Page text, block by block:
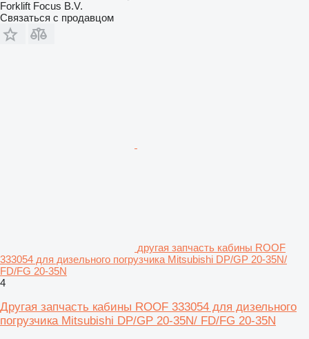
Forklift Focus B.V.
Связаться с продавцом
другая запчасть кабины ROOF
333054 для дизельного погрузчика Mitsubishi DP/GP 20-35N/
FD/FG 20-35N
4
Другая запчасть кабины ROOF 333054 для дизельного
погрузчика Mitsubishi DP/GP 20-35N/ FD/FG 20-35N